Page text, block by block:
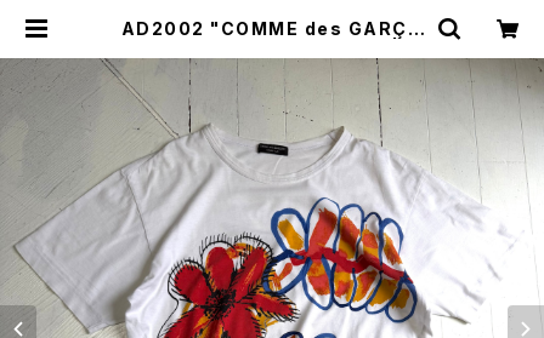
AD2002 "COMME des GARÇO
AR DNAL